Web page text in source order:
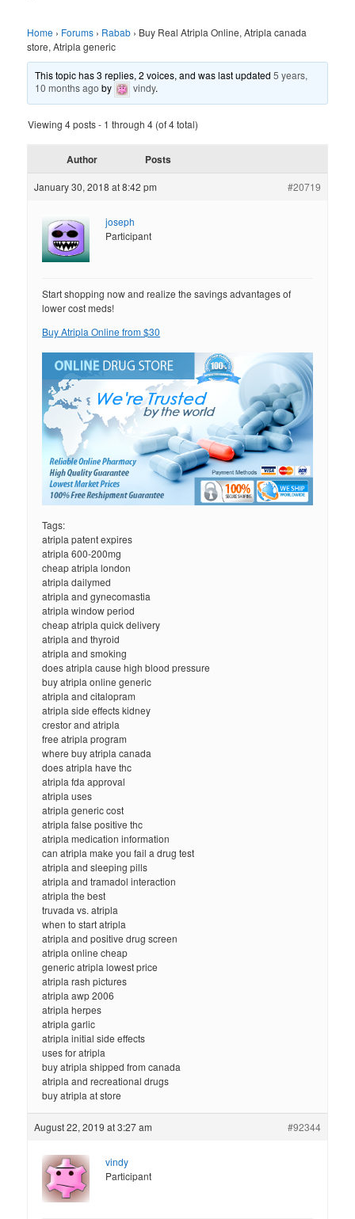
Home › Forums › Rabab › Buy Real Atripla Online, Atripla canada
store, Atripla generic
This topic has 3 replies, 2 voices, and was last updated5 years,
10 months ago by vindy.
Viewing 4 posts - 1 through 4 (of 4 total)
Author Posts
January 30, 2018 at 8:42 pm #20719
joseph
Participant
Start shopping now and realize the savings advantages of
lower cost meds!
Buy Atripla Online from $30
Tags:
atripla patent expires
atripla 600-200mg
cheap atripla london
atripla dailymed
atripla and gynecomastia
atripla window period
cheap atripla quick delivery
atripla and thyroid
atripla and smoking
does atripla cause high blood pressure
buy atripla online generic
atripla and citalopram
atripla side effects kidney
crestor and atripla
free atripla program
where buy atripla canada
does atripla have thc
atripla fda approval
atripla uses
atripla generic cost
atripla false positive thc
atripla medication information
can atripla make you fail a drug test
atripla and sleeping pills
atripla and tramadol interaction
atripla the best
truvada vs. atripla
when to start atripla
atripla and positive drug screen
atripla online cheap
generic atripla lowest price
atripla rash pictures
atripla awp 2006
atripla herpes
atripla garlic
atripla initial side effects
uses for atripla
buy atripla shipped from canada
atripla and recreational drugs
buy atripla at store
August 22, 2019 at 3:27 am #92344
vindy
Participant